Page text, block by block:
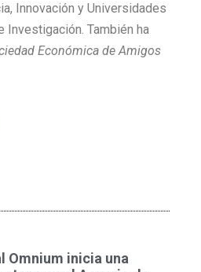
Innovación y Universidades
Investigación. También ha
Económica de Amigos
Omnium inicia una